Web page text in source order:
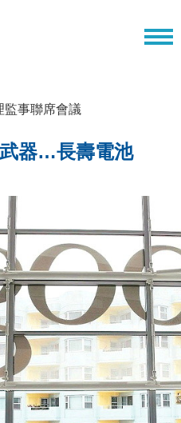
監事聯席會議
器…長壽電池